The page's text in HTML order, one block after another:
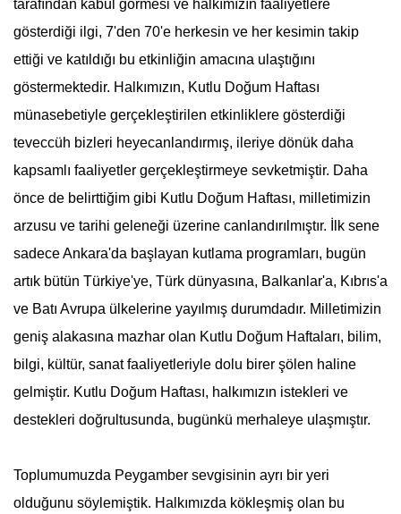
tarafından kabul görmesi ve halkımızın faaliyetlere
gösterdiği ilgi, 7'den 70'e herkesin ve her kesimin takip
ettiği ve katıldığı bu etkinliğin amacına ulaştığını
göstermektedir. Halkımızın, Kutlu Doğum Haftası
münasebetiyle gerçekleştirilen etkinliklere gösterdiği
teveccüh bizleri heyecanlandırmış, ileriye dönük daha
kapsamlı faaliyetler gerçekleştirmeye sevketmiştir. Daha
önce de belirttiğim gibi Kutlu Doğum Haftası, milletimizin
arzusu ve tarihi geleneği üzerine canlandırılmıştır. İlk sene
sadece Ankara'da başlayan kutlama programları, bugün
artık bütün Türkiye'ye, Türk dünyasına, Balkanlar'a, Kıbrıs'a
ve Batı Avrupa ülkelerine yayılmış durumdadır. Milletimizin
geniş alakasına mazhar olan Kutlu Doğum Haftaları, bilim,
bilgi, kültür, sanat faaliyetleriyle dolu birer şölen haline
gelmiştir. Kutlu Doğum Haftası, halkımızın istekleri ve
destekleri doğrultusunda, bugünkü merhaleye ulaşmıştır.
Toplumumuzda Peygamber sevgisinin ayrı bir yeri
olduğunu söylemiştik. Halkımızda kökleşmiş olan bu